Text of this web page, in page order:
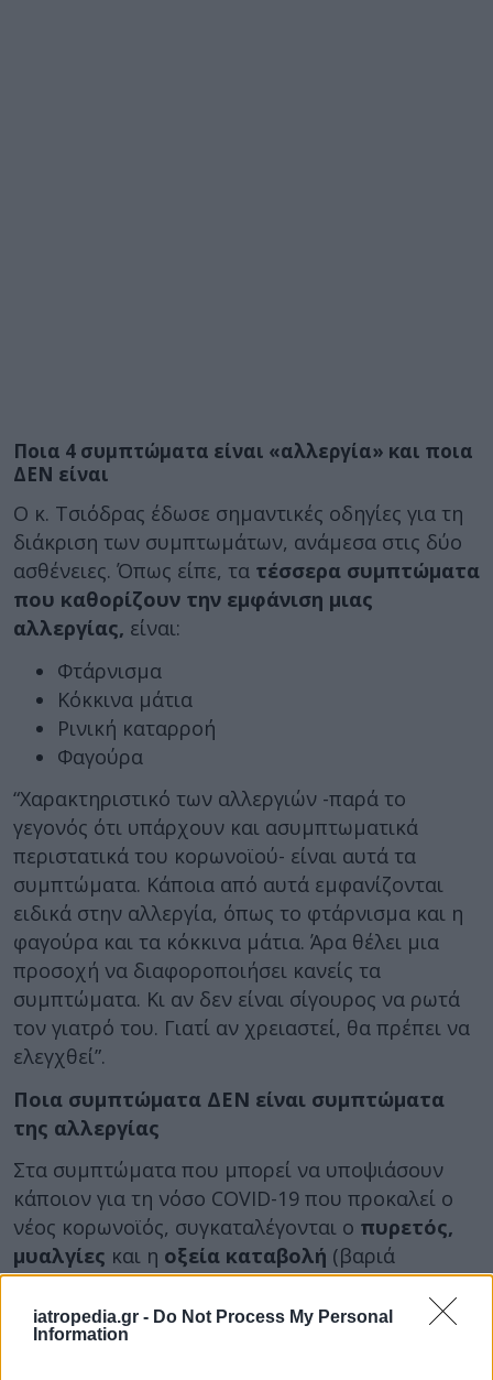
iatropedia.gr - Do Not Process My Personal
Information
Ποια 4 συμπτώματα είναι «αλλεργία» και ποια
ΔΕΝ είναι
Ο κ. Τσιόδρας έδωσε σημαντικές οδηγίες για τη
διάκριση των συμπτωμάτων, ανάμεσα στις δύο
ασθένειες. Όπως είπε, τα τέσσερα συμπτώματα
που καθορίζουν την εμφάνιση μιας
αλλεργίας, είναι:
Φτάρνισμα
Κόκκινα μάτια
Ρινική καταρροή
Φαγούρα
“Χαρακτηριστικό των αλλεργιών -παρά το
γεγονός ότι υπάρχουν και ασυμπτωματικά
περιστατικά του κορωνοϊού- είναι αυτά τα
συμπτώματα. Κάποια από αυτά εμφανίζονται
ειδικά στην αλλεργία, όπως το φτάρνισμα και η
φαγούρα και τα κόκκινα μάτια. Άρα θέλει μια
προσοχή να διαφοροποιήσει κανείς τα
συμπτώματα. Κι αν δεν είναι σίγουρος να ρωτά
τον γιατρό του. Γιατί αν χρειαστεί, θα πρέπει να
ελεγχθεί”.
Ποια συμπτώματα ΔΕΝ είναι συμπτώματα
της αλλεργίας
Στα συμπτώματα που μπορεί να υποψιάσουν
κάποιον για τη νόσο COVID-19 που προκαλεί ο
νέος κορωνοϊός, συγκαταλέγονται ο πυρετός,
μυαλγίες και η οξεία καταβολή (βαριά
κόπωση).
Σύμφωνα με τον καθηγητή, κ. Τσιόδρα: “Ο